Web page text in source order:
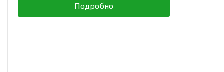
Подробно